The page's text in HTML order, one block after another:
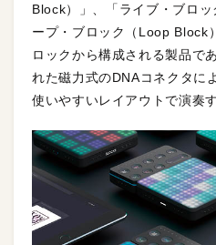
Block）」、「ライブ・ブロ
ープ・ブロック（Loop Block
ロックから構成される製品で
れた磁力式のDNAコネクタに
使いやすいレイアウトで演奏